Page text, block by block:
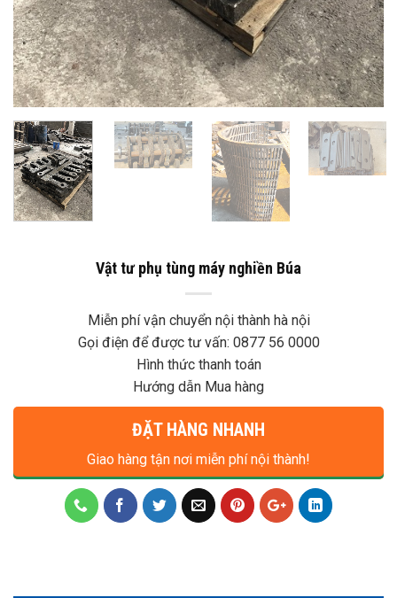
Vật tư phụ tùng máy nghiền Búa
Miễn phí vận chuyển nội thành hà nội
Gọi điện để được tư vấn: 0877 56 0000
Hình thức thanh toán
Hướng dẫn Mua hàng
ĐẶT HÀNG NHANH
Giao hàng tận nơi miễn phí nội thành!